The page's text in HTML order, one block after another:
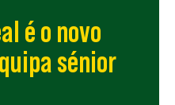
é o novo
sénior